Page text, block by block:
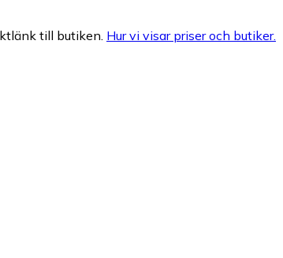
till butiken. Hur vi visar priser och butiker.